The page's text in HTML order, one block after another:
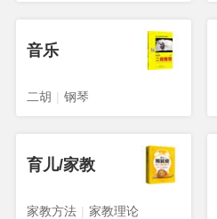
音乐
二胡 | 钢琴
育儿/家教
家教方法 | 家教理论